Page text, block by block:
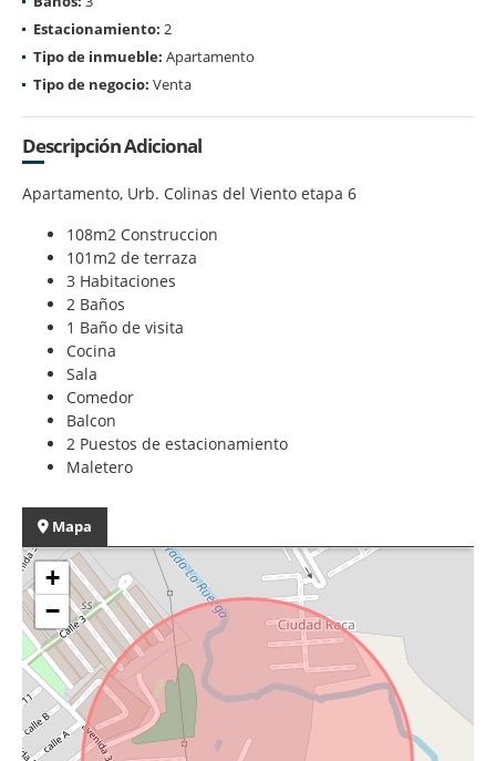
Estacionamiento: 2
Tipo de inmueble: Apartamento
Tipo de negocio: Venta
Descripción Adicional
Apartamento, Urb. Colinas del Viento etapa 6
108m2 Construccion
101m2 de terraza
3 Habitaciones
2 Baños
1 Baño de visita
Cocina
Sala
Comedor
Balcon
2 Puestos de estacionamiento
Maletero
Mapa
+
−